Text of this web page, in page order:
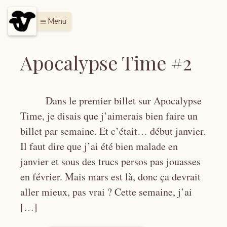
menu Menu
Apocalypse Time #2
Dans le premier billet sur Apocalypse
Time, je disais que j’aimerais bien faire un
billet par semaine. Et c’était… début janvier.
Il faut dire que j’ai été bien malade en
janvier et sous des trucs persos pas jouasses
en février. Mais mars est là, donc ça devrait
aller mieux, pas vrai ? Cette semaine, j’ai
[…]